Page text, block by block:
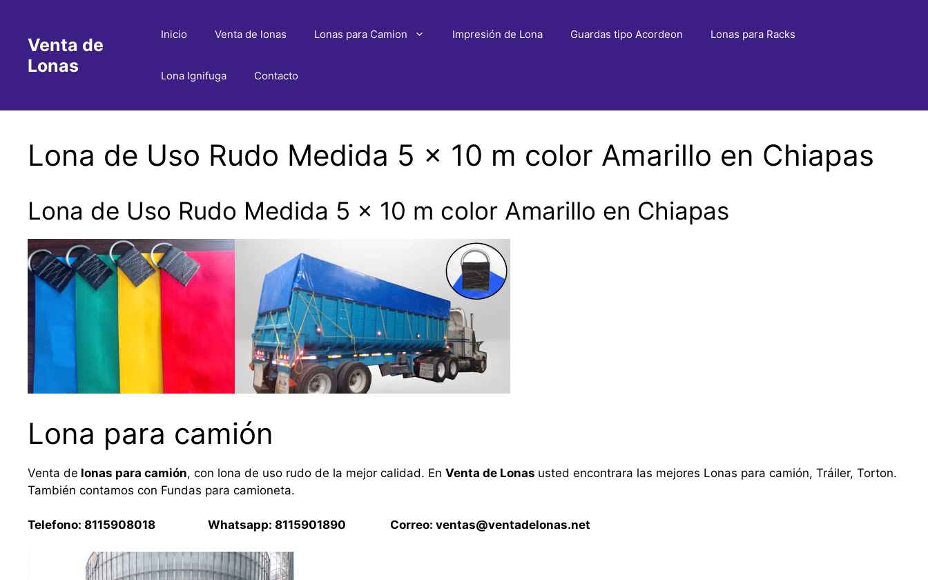
contenidoVenta de
Lonas
Inicio Venta de lonas Lonas para Camion Impresión de Lona Guardas tipo Acordeon Lonas para Racks
Lona Ignifuga Contacto
Lona de Uso Rudo Medida 5 x 10 m color Amarillo en Chiapas
Lona de Uso Rudo Medida 5 x 10 m color Amarillo en Chiapas
Lona para camión
Venta de lonas para camión, con lona de uso rudo de la mejor calidad. En Venta de Lonas usted encontrara las mejores Lonas para camión, Tráiler, Torton.
También contamos con Fundas para camioneta.
Telefono: 8115908018 Whatsapp: 8115901890 Correo: ventas@ventadelonas.net